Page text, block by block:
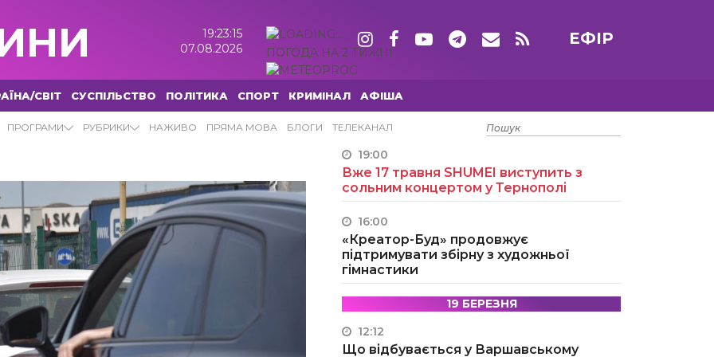
19:23:16
07.08.2026
ПОГОДА НА 2 ТИЖНІ
ЕФІР
СВІТ СУСПІЛЬСТВО ПОЛІТИКА СПОРТ КРИМІНАЛ АФІША
ПРОГРАМИ РУБРИКИ НАЖИВО ПРЯМА МОВА БЛОГИ ТЕЛЕКАНАЛ
15 ТРАВНЯ
19:00
Вже 17 травня SHUMEI виступить з
сольним концертом у Тернополі
16:00
«Креатор-Буд» продовжує
підтримувати збірну з художньої
гімнастики
19 БЕРЕЗНЯ
12:12
Що відбувається у Варшавському